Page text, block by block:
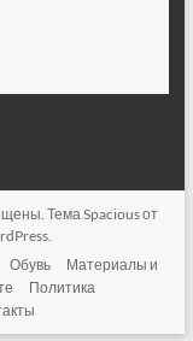
Тема Spaciousот
Обувь
Материалы и
Политика